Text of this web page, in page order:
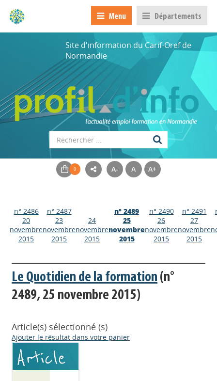
Menu Départements
Site d'information du Carif-Oref de
Normandie
A- A A+
n° 2486
20
novembre
2015
n° 2487
23
novembre
2015
24
novembre
2015
n° 2489
25
novembre
2015
n° 2490
26
novembre
2015
n° 2491
27
novembre
2015
Le Quotidien de la formation (n°
2489, 25 novembre 2015)
Article(s) sélectionné (s)
Ajouter le résultat dans votre panier